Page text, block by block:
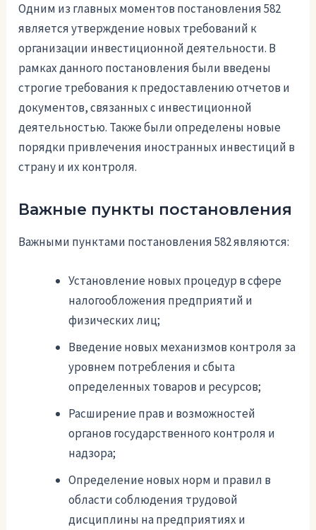
Одним из главных моментов постановления 582
является утверждение новых требований к
организации инвестиционной деятельности. В
рамках данного постановления были введены
строгие требования к предоставлению отчетов и
документов, связанных с инвестиционной
деятельностью. Также были определены новые
порядки привлечения иностранных инвестиций в
страну и их контроля.
Важные пункты постановления
Важными пунктами постановления 582 являются:
Установление новых процедур в сфере
налогообложения предприятий и
физических лиц;
Введение новых механизмов контроля за
уровнем потребления и сбыта
определенных товаров и ресурсов;
Расширение прав и возможностей
органов государственного контроля и
надзора;
Определение новых норм и правил в
области соблюдения трудовой
дисциплины на предприятиях и